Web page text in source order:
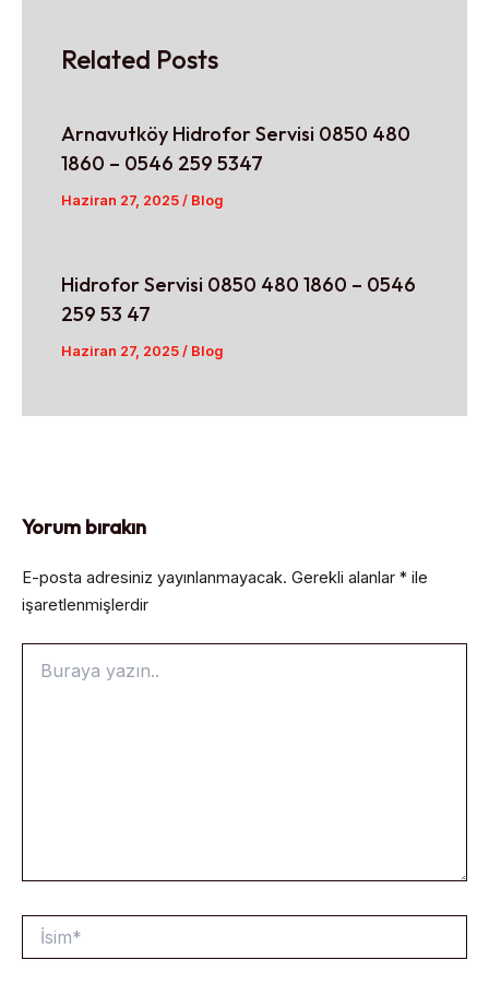
Related Posts
Arnavutköy Hidrofor Servisi 0850 480
1860 – 0546 259 5347
Haziran 27, 2025/ Blog
Hidrofor Servisi 0850 480 1860 – 0546
259 53 47
Haziran 27, 2025 / Blog
Yorum bırakın
E-posta adresiniz yayınlanmayacak. Gerekli alanlar * ile
işaretlenmişlerdir
yazın..
İsim*